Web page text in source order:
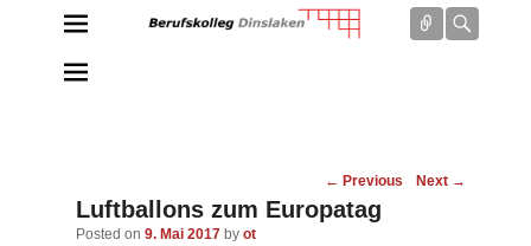
Connect
Post
navigation
← Previous Next →
Luftballons zum Europatag
Posted on 9. Mai 2017 by ot